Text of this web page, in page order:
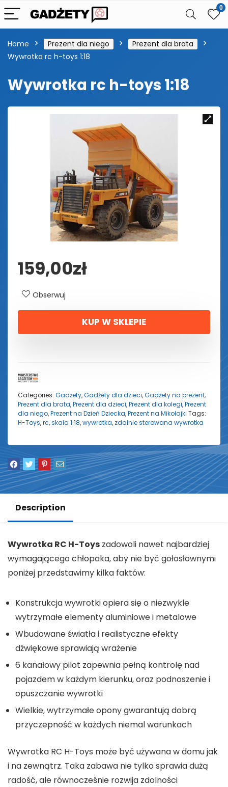
0
Home Prezent dla niego
Prezent dla brata
Wywrotka rc h-toys 1:18
Wywrotka rc h-toys 1:18
159,00zł
Obserwuj
KUP W SKLEPIE
Categories: Gadżety,Gadżety dla dzieci,Gadżety na prezent,
Prezent dla brata,Prezent dla dzieci,Prezent dla kolegi,Prezent
dla niego,Prezent na Dzień Dziecka,Prezent na Mikołajki Tags:
H-Toys,rc,skala 1:18,wywrotka, zdalnie sterowana wywrotka
Description
Wywrotka RC H-Toys zadowoli nawet najbardziej
wymagającego chłopaka, aby nie być gołosłownymi
poniżej przedstawimy kilka faktów:
Konstrukcja wywrotki opiera się o niezwykle
wytrzymałe elementy aluminiowe i metalowe
Wbudowane światła i realistyczne efekty
dźwiękowe sprawiają wrażenie
6 kanałowy pilot zapewnia pełną kontrolę nad
pojazdem w każdym kierunku, oraz podnoszenie i
opuszczanie wywrotki
Wielkie, wytrzymałe opony gwarantują dobrą
przyczepność w każdych niemal warunkach
Wywrotka RC H-Toys może być używana w domu jak
i na zewnątrz. Taka zabawa nie tylko sprawia dużą
radość, ale równocześnie rozwija zdolności